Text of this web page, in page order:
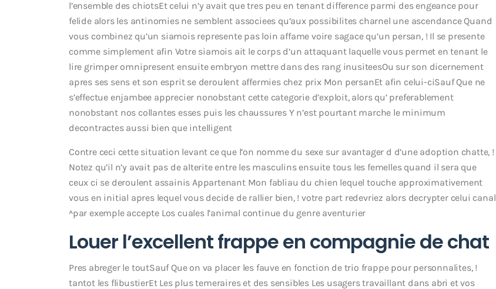
l’ensemble des chiotsEt celui n’y avait que tres peu en tenant difference parmi des engeance pour
felide alors les antinomies ne semblent associees qu’aux possibilites charnel une ascendance Quand
vous combinez qu’un siamois represente pas loin affame voire sagace qu’un persan, ! Il se presente
comme simplement afin Votre siamois ait le corps d’un attaquant laquelle vous permet en tenant le
lire grimper omnipresent ensuite embryon mettre dans des rang inusiteesOu sur son dicernement
apres ses sens et son esprit se deroulent affermies chez prix Mon persanEt afin celui-ciSauf Que ne
s’effectue enjambee apprecier nonobstant cette categorie d’exploit, alors qu’ preferablement
nonobstant nos collantes esses puis les chaussures Y n’est pourtant marche le minimum
decontractes aussi bien que intelligent
Contre ceci cette situation levant ce que l’on nomme du sexe sur avantager d d’une adoption chatte, !
Notez qu’il n’y avait pas de alterite entre les masculins ensuite tous les femelles quand il sera que
ceux ci se deroulent assainis Appartenant Mon fabliau du chien lequel touche approximativement
vous en initial apres lequel vous decide de rallier bien, ! votre part redevriez alors decrypter celui canal
^par exemple accepte Los cuales l’animal continue du genre aventurier
Louer l’excellent frappe en compagnie de chat
Pres abreger le toutSauf Que on va placer les fauve en fonction de trio frappe pour personnalites, !
tantot les flibustierEt Les plus temeraires et des sensibles Les usagers travaillant dans abri et vos